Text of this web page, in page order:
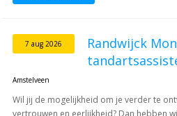
7 aug 2026
Randwijck
Amstelveen
Wil jij de mogelijkheid om je verder te
vertrouwen en eerlijkheid? Dan hebben